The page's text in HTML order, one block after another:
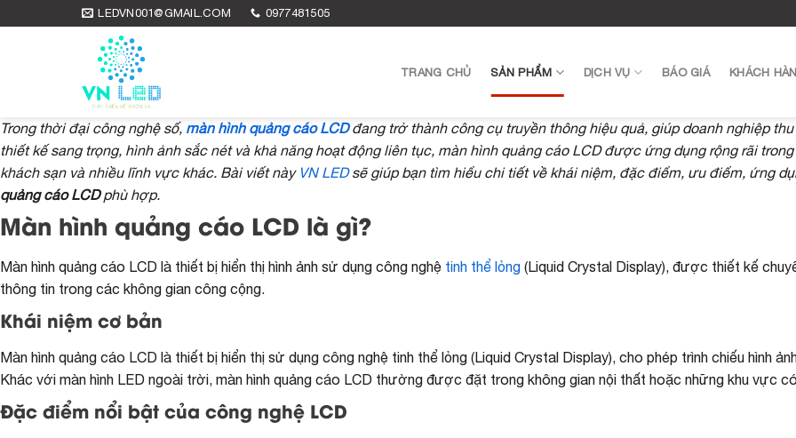
LEDVN001@GMAIL.COM 0977481505
TRANG CHỦ SẢN PHẨM DỊCH VỤ BÁO GIÁ KHÁCH
Trong thời đại công nghệ số, màn hình quảng cáo LCDđang trở thành công cụ truyền thông hiệu quả, giúp doanh nghiệp
thiết kế sang trọng, hình ảnh sắc nét và khả năng hoạt động liên tục, màn hình quảng cáo LCD được ứng dụng rộng rãi
khách sạn và nhiều lĩnh vực khác. Bài viết này VN LEDsẽ giúp bạn tìm hiểu chi tiết về khái niệm, đặc điểm, ưu điểm, ứng
quảng cáo LCDphù hợp.
Màn hình quảng cáo LCD là gì?
Màn hình quảng cáo LCD là thiết bị hiển thị hình ảnh sử dụng công nghệ tinh thể lỏng (Liquid Crystal Display), được thiết kế
thông tin trong các không gian công cộng.
Khái niệm cơ bản
Màn hình quảng cáo LCD là thiết bị hiển thị sử dụng công nghệ tinh thể lỏng (Liquid Crystal Display), cho phép trình chiếu hình
Khác với màn hình LED ngoài trời, màn hình quảng cáo LCD thường được đặt trong không gian nội thất hoặc những khu vực
Đặc điểm nổi bật của công nghệ LCD